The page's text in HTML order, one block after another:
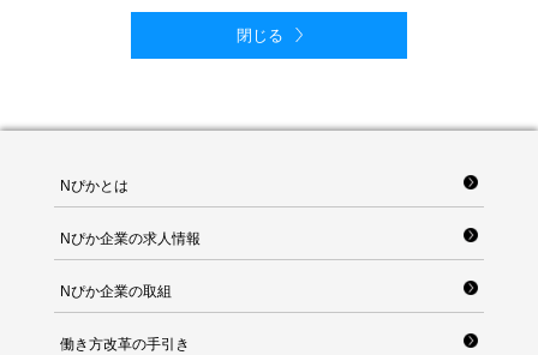
閉じる
Nぴかとは
Nぴか企業の求人情報
Nぴか企業の取組
働き方改革の手引き